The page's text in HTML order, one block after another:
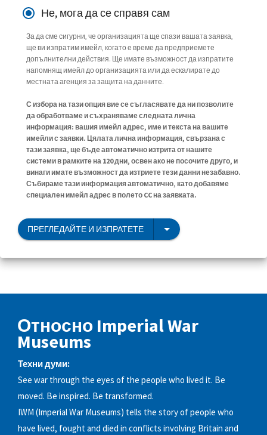
Не, мога да се справя сам
За да сме сигурни, че организацията ще спази вашата заявка,
ще ви изпратим имейл, когато е време да предприемете
допълнителни действия. Ще имате възможност да изпратите
напомнящ имейл до организацията или да ескалирате до
местната агенция за защита на данните.
С избора на тази опция вие се съгласявате да ни позволите
да обработваме и съхраняваме следната лична
информация: вашия имейл адрес, име и текста на вашите
имейли с заявки. Цялата лична информация, свързана с
тази заявка, ще бъде автоматично изтрита от нашите
системи в рамките на 120 дни, освен ако не посочите друго, и
винаги имате възможност да изтриете тези данни незабавно.
Събираме тази информация автоматично, като добавяме
специален имейл адрес в полето CC на заявката.
ПРЕГЛЕДАЙТЕ И ИЗПРАТЕТЕ
Относно Imperial War
Museums
Техни думи:
See war through the eyes of the people who lived it. Be
moved. Be inspired. Be transformed.
IWM (Imperial War Museums) tells the story of people who
have lived, fought and died in conflicts involving Britain and